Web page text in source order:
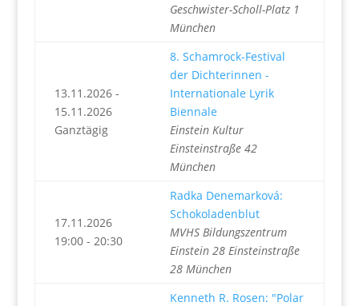
Geschwister-Scholl-Platz 1
München
13.11.2026 -
15.11.2026
Ganztägig
8. Schamrock-Festival
der Dichterinnen -
Internationale Lyrik
Biennale
Einstein Kultur
Einsteinstraße 42
München
17.11.2026
19:00 - 20:30
Radka Denemarková:
Schokoladenblut
MVHS Bildungszentrum
Einstein 28 Einsteinstraße
28 München
Kenneth R. Rosen: "Polar